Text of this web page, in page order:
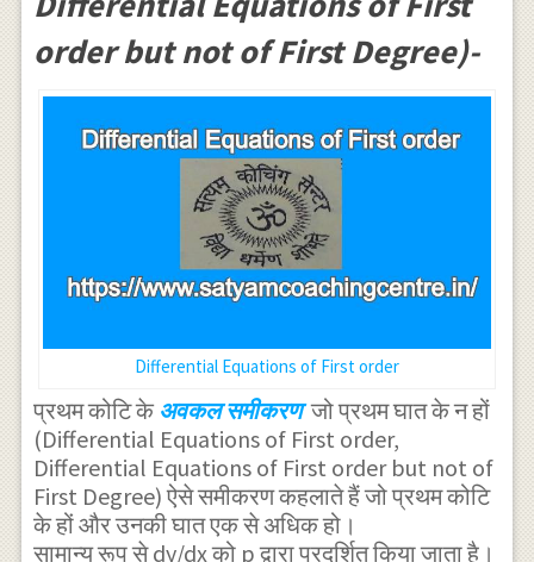
order but not of First Degree)-
Differential Equations of First order
प्रथम कोटि के अवकल समीकरणजो प्रथम घात के न हों
(Differential Equations of First order,
Differential Equations of First order but not of
First Degree) ऐसे समीकरण कहलाते हैं जो प्रथम कोटि
के हों और उनकी घात एक से अधिक हो।
सामान्य रूप से dy/dx को p द्वारा प्रदर्शित किया जाता है।